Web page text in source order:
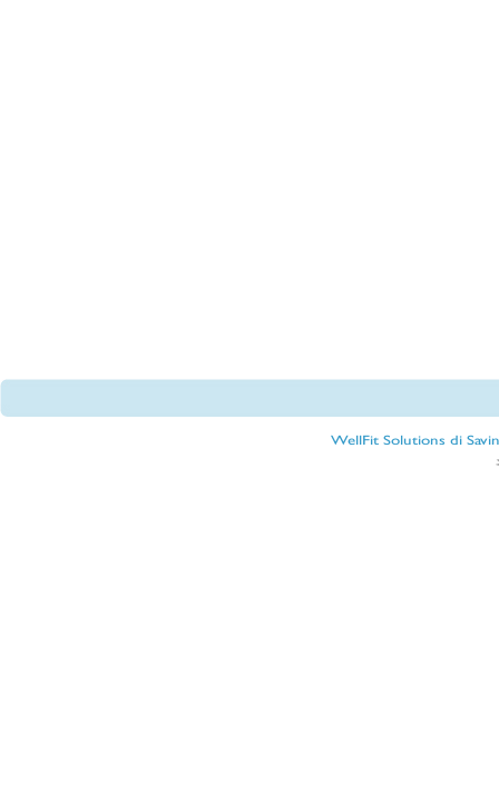
WellFit Solutions di